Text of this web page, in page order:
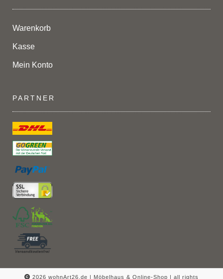
Warenkorb
Kasse
Mein Konto
PARTNER
2026 wohnArt26.de | Möbelhaus & Online-Shop | all rights